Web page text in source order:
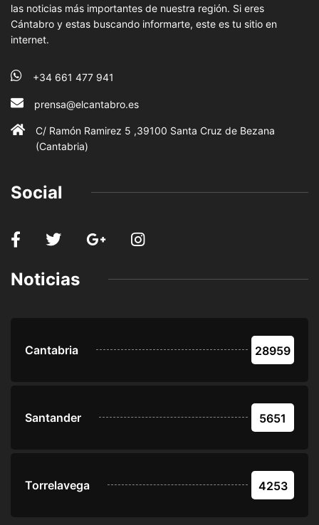
las noticias más importantes de nuestra región. Si eres
Cántabro y estas buscando informarte, este es tu sitio en
internet.
+34 661 477 941
prensa@elcantabro.es
C/ Ramón Ramirez 5 ,39100 Santa Cruz de Bezana
(Cantabria)
Social
Noticias
Cantabria 28959
Santander 5651
Torrelavega 4253